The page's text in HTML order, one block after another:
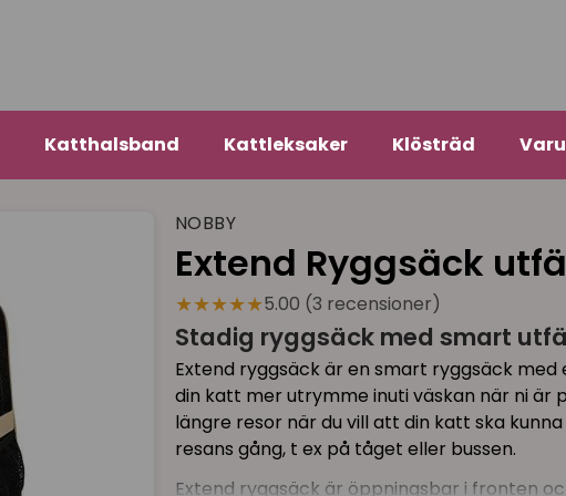
Katthalsband Kattleksaker Klösträd
NOBBY
Extend Ryggsäck
★★★★★5.00 (3 recensioner)
Stadig ryggsäck med smart
Extend ryggsäck är en smart ryggsäck
din katt mer utrymme inuti väskan när ni är
längre resor när du vill att din katt ska
resans gång, t ex på tåget eller bussen.
Extend ryggsäck är öppningsbar i fronten